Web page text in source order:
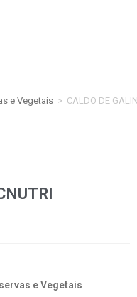
e Vegetais > CALDO DE
e Vegetais